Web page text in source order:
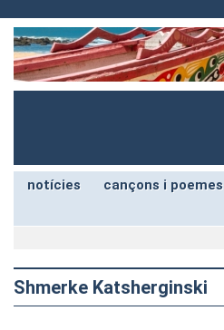
notícies cançons i poemes
Shmerke Katsherginski